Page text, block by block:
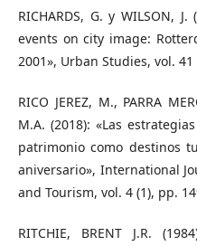
RICHARDS, G. y WILSON,
events on city image:
2001», Urban Studies, vol.
RICO JEREZ, M., PARRA
M.A. (2018): «Las
patrimonio como destinos
aniversario», International
and Tourism, vol. 4 (1), pp.
RITCHIE, BRENT J.R.